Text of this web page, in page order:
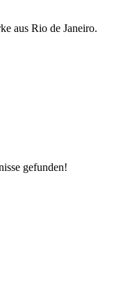
aus Rio de Janeiro.
gefunden!